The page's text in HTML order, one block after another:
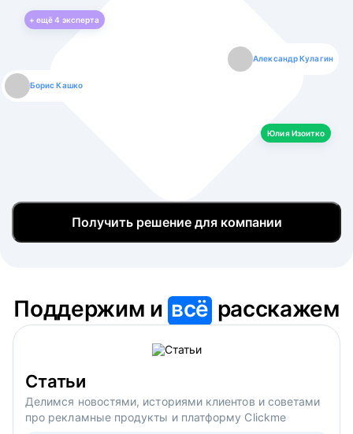
+ ещё4 эксперта
Борис Кашко
Александр Кулагин
Юлия Изоитко
Юлия Изоитко
Даниил Макаров
Александр Кулагин
Екатерина Лазаренко
Даниил Макаров
Борис Кашко
Екатерина Лазаренко
Юлия Изоитко
Получить решение для компании
Поддержим ивсё расскажем
Статьи
Делимся новостями, историями клиентов и советами
про рекламные продукты и платформу Clickme